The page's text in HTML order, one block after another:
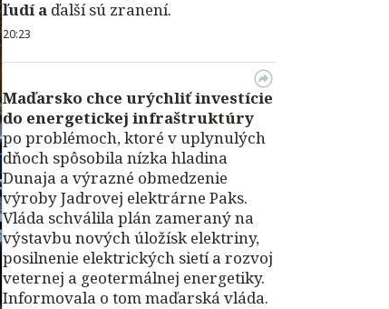
ľudí a ďalší sú zranení.
20:23
Maďarsko chce urýchliť investície
do energetickej infraštruktúry
po problémoch, ktoré v uplynulých
dňoch spôsobila nízka hladina
Dunaja a výrazné obmedzenie
výroby Jadrovej elektrárne Paks.
Vláda schválila plán zameraný na
výstavbu nových úložísk elektriny,
posilnenie elektrických sietí a rozvoj
veternej a geotermálnej energetiky.
Informovala o tom maďarská vláda.